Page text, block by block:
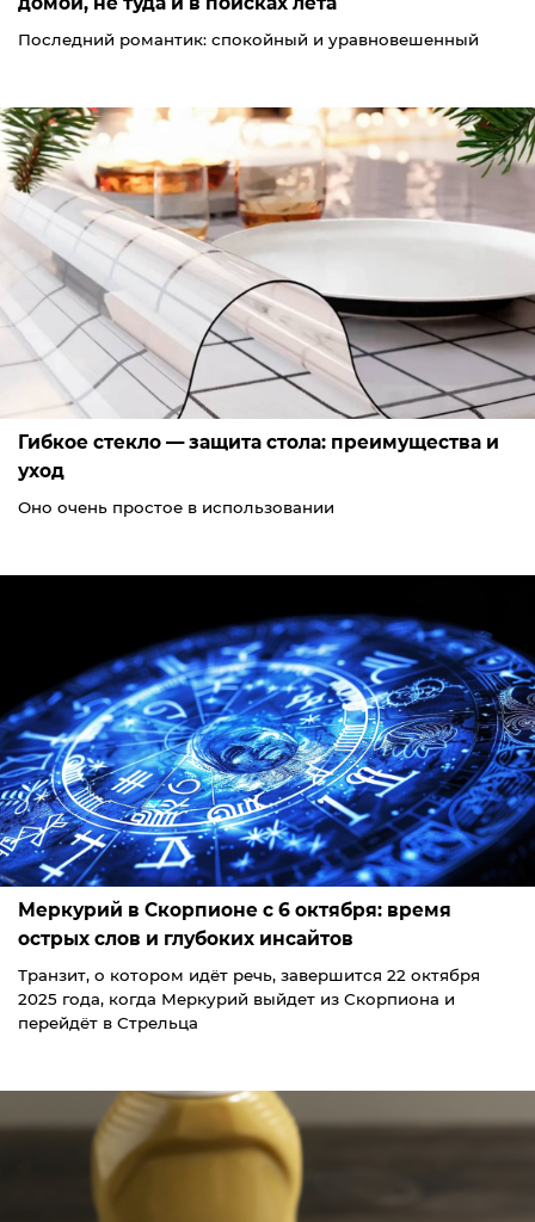
Последний романтик: спокойный и уравновешенный
Гибкое стекло — защита стола: преимущества и
уход
Оно очень простое в использовании
Меркурий в Скорпионе с 6 октября: время
острых слов и глубоких инсайтов
Транзит, о котором идёт речь, завершится 22 октября
2025 года, когда Меркурий выйдет из Скорпиона и
перейдёт в Стрельца